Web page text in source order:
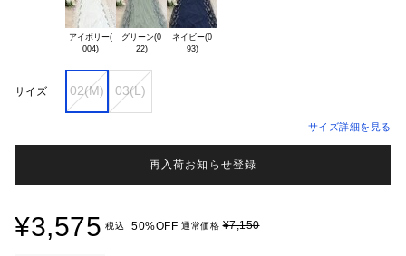
アイボリー(
グリーン(0
22)
ネイビー(0
93)
サイズ 02(M) 03(L)
サイズ詳細を見る
再入荷お知らせ登録
¥3,575 税込 50%OFF 通常価格¥7,150